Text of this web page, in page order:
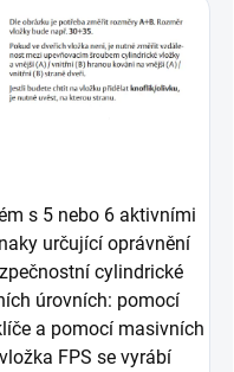
s 5 nebo 6 aktivními
určující oprávnění
cylindrické
úrovních: pomocí
a pomocí masivních
FPS se vyrábí